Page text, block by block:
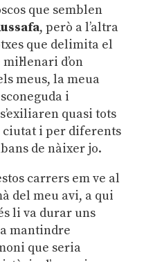
que semblen
, però a l’altra
que delimita el
d’on
meus, la meua
i
quasi tots
ciutat i per diferents
de nàixer jo.
carrers em ve al
del meu avi, a qui
li va durar uns
mantindre
que seria